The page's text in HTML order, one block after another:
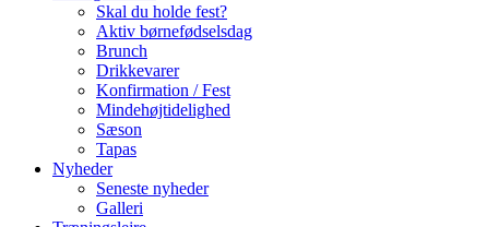
Skal du holde fest?
Aktiv børnefødselsdag
Brunch
Drikkevarer
Konfirmation / Fest
Mindehøjtidelighed
Sæson
Tapas
Nyheder
Seneste nyheder
Galleri